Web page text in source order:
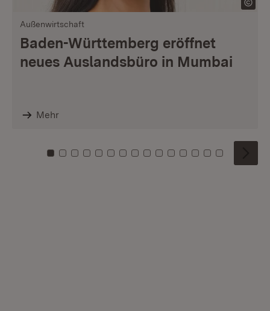
Außenwirtschaft
Baden-Württemberg eröffnet
neues Auslandsbüro in Mumbai
Mehr
Zu Kachel: 0
Zu Kachel: 1
Zu Kachel: 2
Zu Kachel: 3
Zu Kachel: 4
Zu Kachel: 5
Zu Kachel: 6
Zu Kachel: 7
Zu Kachel: 8
Zu Kachel: 9
Zu Kachel: 10
Zu Kachel: 11
Zu Kachel: 12
Zu Kachel:
Zu